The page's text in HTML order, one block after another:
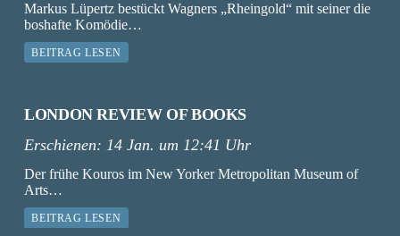
Markus Lüpertz bestückt Wagners „Rheingold“ mit seiner die
boshafte Komödie…
BEITRAG LESEN
LONDON REVIEW OF BOOKS
Erschienen: 14 Jan. um 12:41 Uhr
Der frühe Kouros im New Yorker Metropolitan Museum of
Arts…
BEITRAG LESEN